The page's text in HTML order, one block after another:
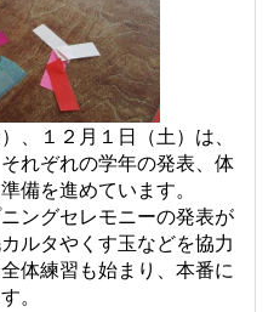
、１２月１日（土）は、
れぞれの学年の発表、体
備を進めています。
ングセレモニーの発表が
ルタやくす玉などを協力
体練習も始まり、本番に
。